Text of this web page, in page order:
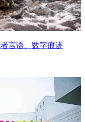
言语、数字痕迹